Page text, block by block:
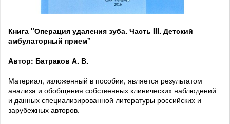
Книга "Операция удаления зуба. Часть III. Детский
амбулаторный прием"
Автор: Батраков А. В.
Материал, изложенный в пособии, является результатом
анализа и обобщения собственных клинических наблюдений
и данных специализированной литературы российских и
зарубежных авторов.